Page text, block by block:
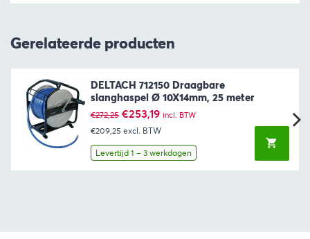
Gerelateerde producten
DELTACH 712150 Draagbare
slanghaspel Ø 10X14mm, 25 meter
€272,25 Oorspronkelijke
prijs
was:
€272,25.
€253,19Huidige
prijs
is:
€253,19.
incl. BTW
€209,25 excl. BTW
Levertijd 1 – 3 werkdagen